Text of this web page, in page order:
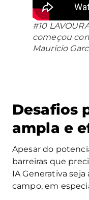
#10
começou
Maurício
Desafios
ampla e
Apesar do
barreiras que
IA Generativa
campo, em